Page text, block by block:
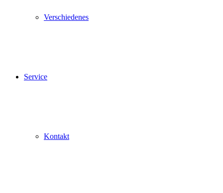
Verschiedenes
Service
Kontakt